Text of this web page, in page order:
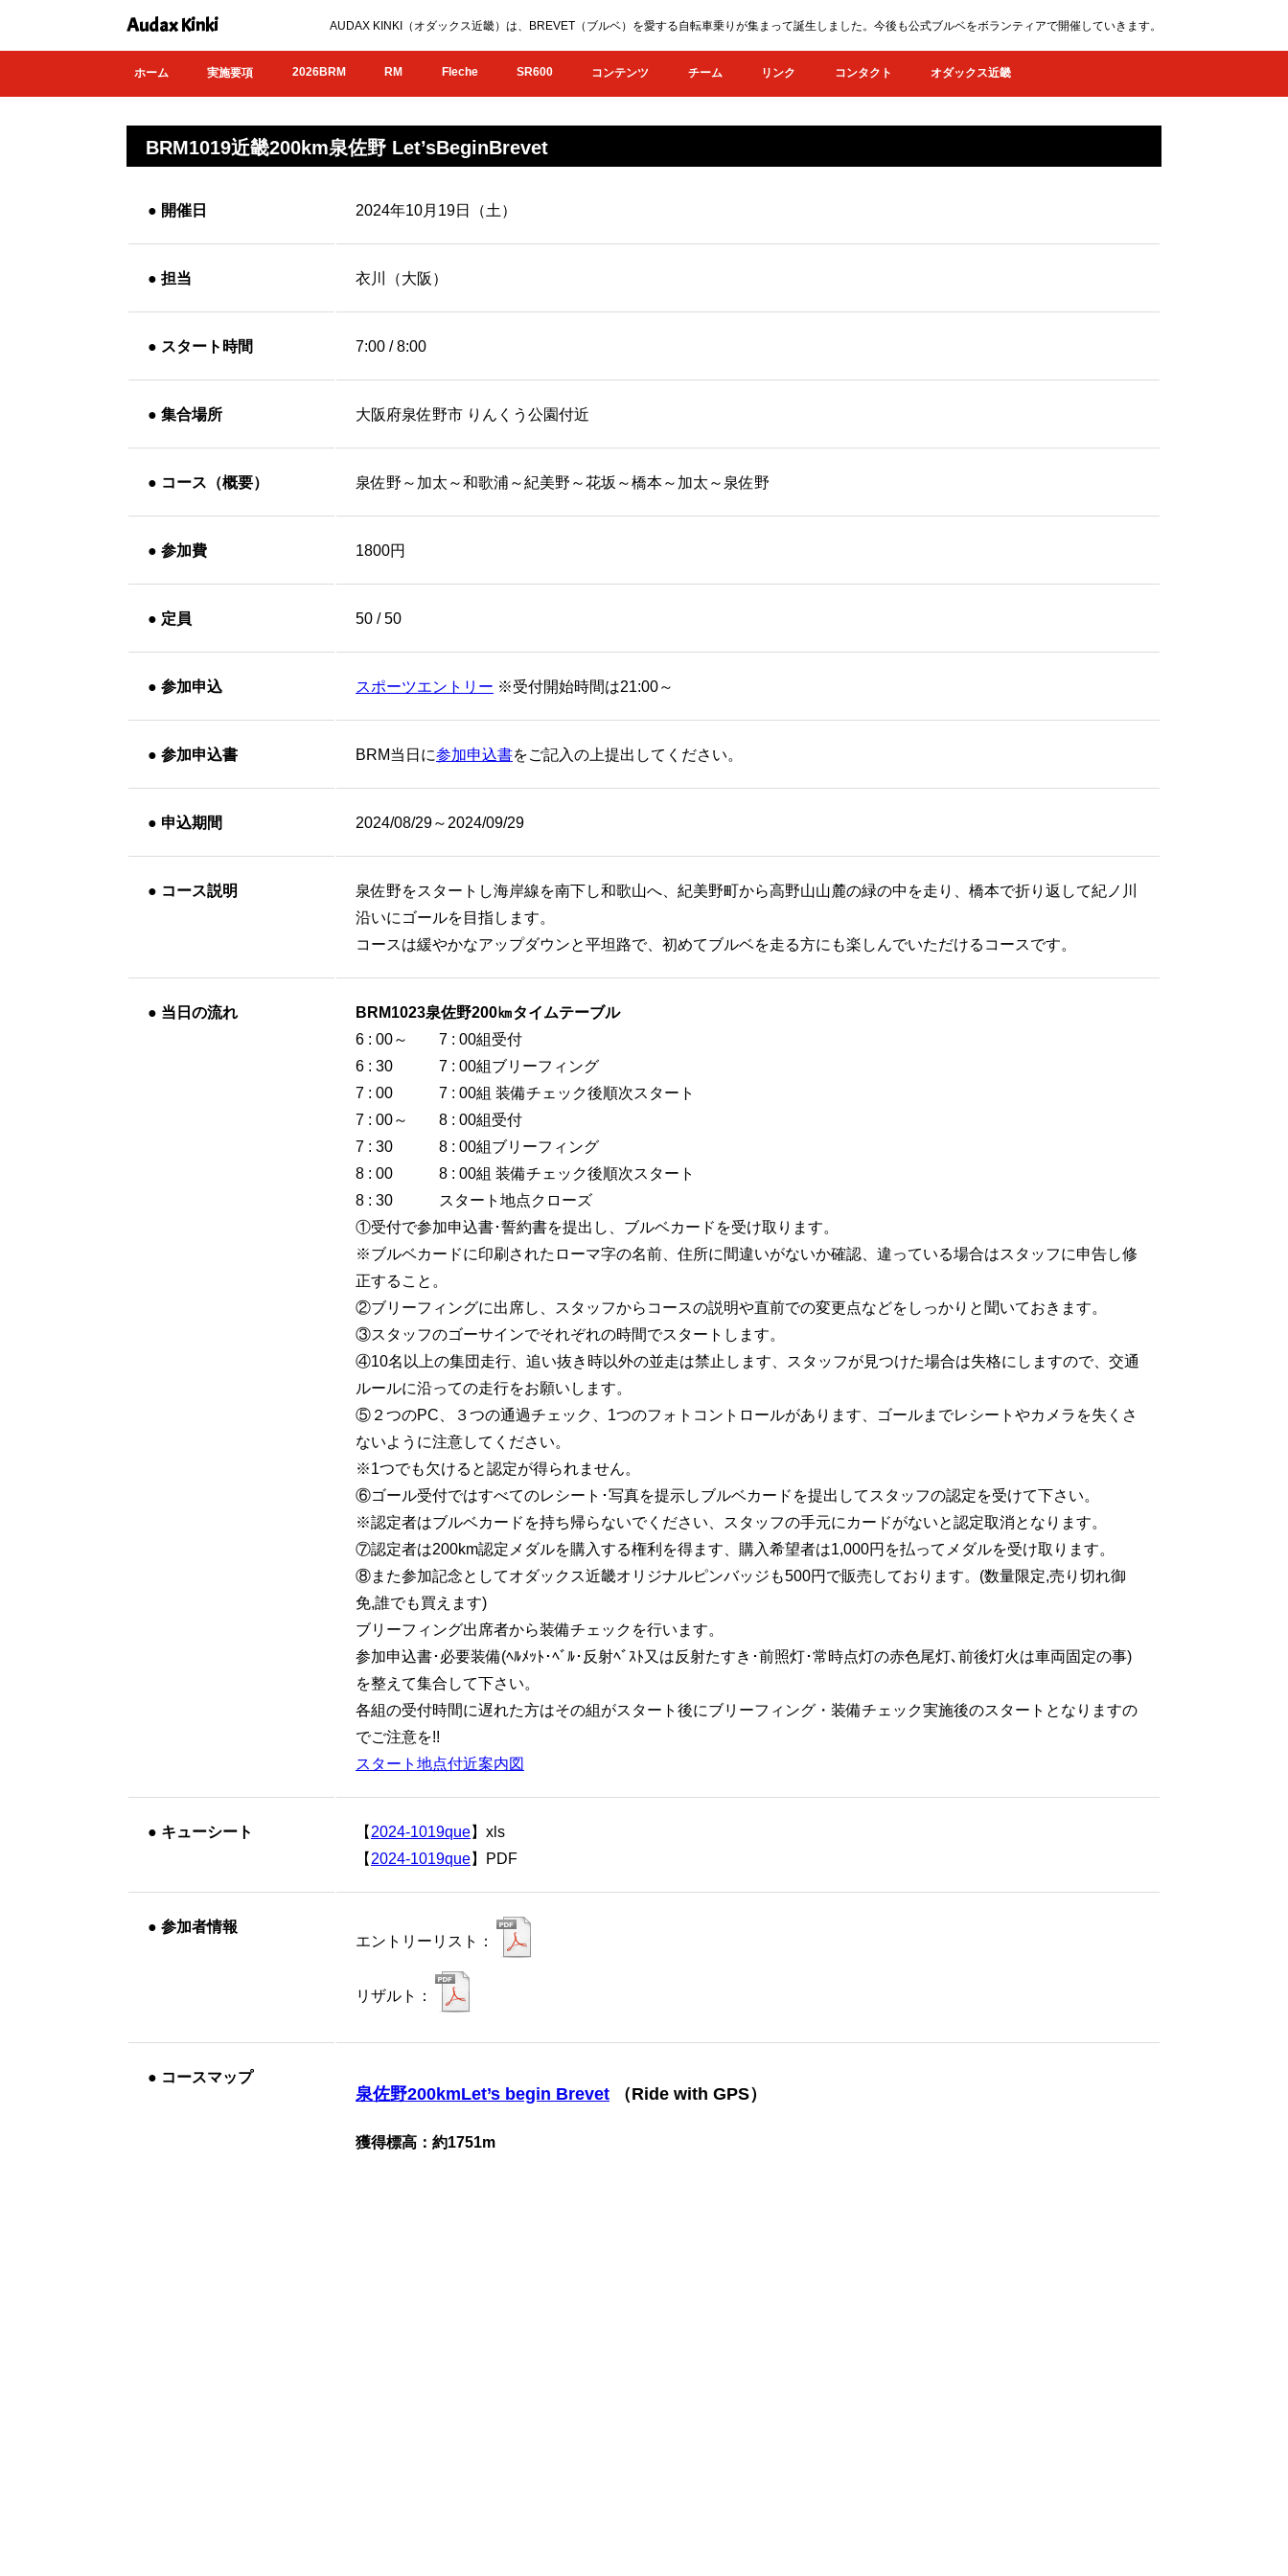
Audax Kinki AUDAX KINKI（オダックス近畿）は、BREVET（ブルベ）を愛する自転車乗りが集まって誕生しました。今後も公式ブルベをボランティアで開催していきます。
ホーム 実施要項 2026BRM RM Fleche SR600 コンテンツ チーム リンク コンタクト オダックス近畿
BRM1019近畿200km泉佐野 Let’sBeginBrevet
● 開催日 2024年10月19日（土）
● 担当 衣川（大阪）
● スタート時間 7:00 / 8:00
● 集合場所 大阪府泉佐野市 りんくう公園付近
● コース（概要） 泉佐野～加太～和歌浦～紀美野～花坂～橋本～加太～泉佐野
● 参加費 1800円
● 定員 50 / 50
● 参加申込 スポーツエントリー ※受付開始時間は21:00～
● 参加申込書 BRM当日に参加申込書をご記入の上提出してください。
● 申込期間 2024/08/29～2024/09/29
● コース説明
泉佐野をスタートし海岸線を南下し和歌山へ、紀美野町から高野山山麓の緑の中を走り、橋本で折り返して紀ノ川
沿いにゴールを目指します。
コースは緩やかなアップダウンと平坦路で、初めてブルベを走る方にも楽しんでいただけるコースです。
● 当日の流れ BRM1023泉佐野200㎞タイムテーブル
6 : 00～ 7 : 00組受付
6 : 30 7 : 00組ブリーフィング
7 : 00 7 : 00組 装備チェック後順次スタート
7 : 00～ 8 : 00組受付
7 : 30 8 : 00組ブリーフィング
8 : 00 8 : 00組 装備チェック後順次スタート
8 : 30 スタート地点クローズ
①受付で参加申込書･誓約書を提出し、ブルベカードを受け取ります。
※ブルベカードに印刷されたローマ字の名前、住所に間違いがないか確認、違っている場合はスタッフに申告し修
正すること。
②ブリーフィングに出席し、スタッフからコースの説明や直前での変更点などをしっかりと聞いておきます。
③スタッフのゴーサインでそれぞれの時間でスタートします。
④10名以上の集団走行、追い抜き時以外の並走は禁止します、スタッフが見つけた場合は失格にしますので、交通
ルールに沿っての走行をお願いします。
⑤２つのPC、３つの通過チェック、1つのフォトコントロールがあります、ゴールまでレシートやカメラを失くさ
ないように注意してください。
※1つでも欠けると認定が得られません。
⑥ゴール受付ではすべてのレシート･写真を提示しブルベカードを提出してスタッフの認定を受けて下さい。
※認定者はブルベカードを持ち帰らないでください、スタッフの手元にカードがないと認定取消となります。
⑦認定者は200km認定メダルを購入する権利を得ます、購入希望者は1,000円を払ってメダルを受け取ります。
⑧また参加記念としてオダックス近畿オリジナルピンバッジも500円で販売しております。(数量限定,売り切れ御
免,誰でも買えます)
ブリーフィング出席者から装備チェックを行います。
参加申込書･必要装備(ﾍﾙﾒｯﾄ･ﾍﾞﾙ･反射ﾍﾞｽﾄ又は反射たすき･前照灯･常時点灯の赤色尾灯､前後灯火は車両固定の事)
を整えて集合して下さい。
各組の受付時間に遅れた方はその組がスタート後にブリーフィング・装備チェック実施後のスタートとなりますの
でご注意を!!
スタート地点付近案内図
● キューシート 【 2024-1019que】xls
【 2024-1019que】PDF
● 参加者情報
エントリーリスト：
リザルト：
● コースマップ
泉佐野200kmLet’s begin Brevet （Ride with GPS）
獲得標高：約1751m